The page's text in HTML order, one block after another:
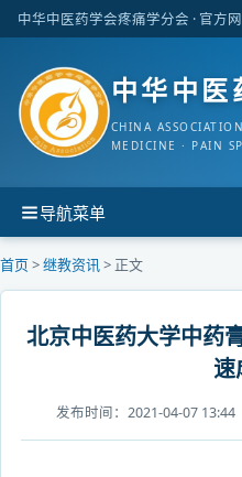
中华中医药学会疼痛学分会 · 官方
中华中医
CHINA
MEDICINE · PAIN
导航菜单
首页>继教资讯> 正文
北京中医药大学中药
速
发布时间： 2021-04-07 13:44